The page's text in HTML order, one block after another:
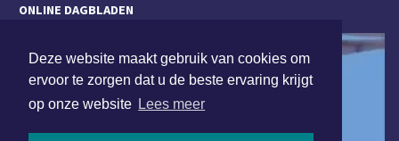
Deze website maakt gebruik van cookies om
ervoor te zorgen dat u de beste ervaring krijgt
op onze website Lees meer
ONLINE DAGBLADEN